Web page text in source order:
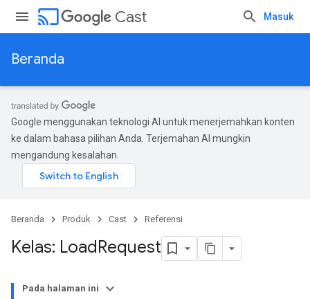
cast Cast Masuk
Beranda
Google menggunakan teknologi AI untuk menerjemahkan konten
ke dalam bahasa pilihan Anda. Terjemahan AI mungkin
mengandung kesalahan.
Beranda Produk Cast Referensi
Kelas: LoadRequest
Pada halaman ini